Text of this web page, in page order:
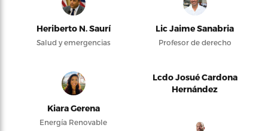
Heriberto N. Saurí
Salud y emergencias
Lic Jaime Sanabria
Profesor de derecho
Kiara Gerena
Energía Renovable
Lcdo Josué Cardona
Hernández